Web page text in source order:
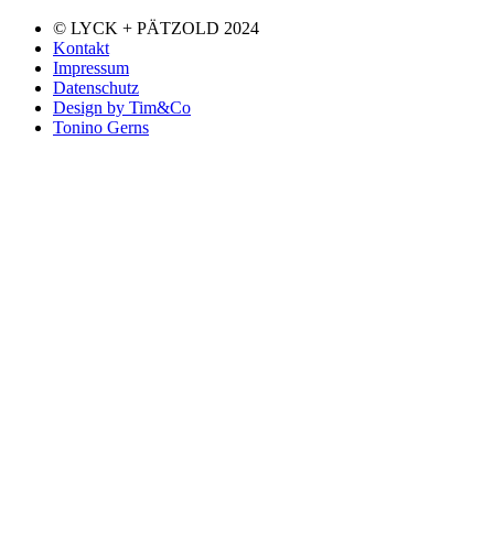
© LYCK + PÄTZOLD 2024
Kontakt
Impressum
Datenschutz
Design by Tim&Co
Tonino Gerns